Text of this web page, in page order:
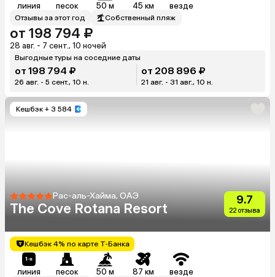
линия песок 50 м 45 км везде
Отзывы за этот год Собственный пляж
от 198 794 ₽
28 авг. - 7 сент., 10 ночей
Выгодные туры на соседние даты
от 198 794 ₽
26 авг. - 5 сент., 10 н.
от 208 896 ₽
21 авг. - 31 авг., 10 н.
Кешбэк + 3 584
Рас-аль-Хайма, ОАЭ
The Cove Rotana Resort
9.7
22 отзыва
Кешбэк 4% по карте Т-Банка
линия песок 50 м 87 км везде